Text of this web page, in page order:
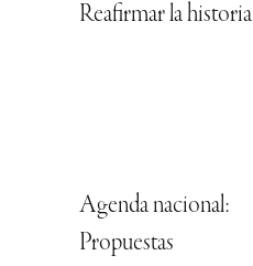
Reafirmar la historia
Agenda nacional:
Propuestas